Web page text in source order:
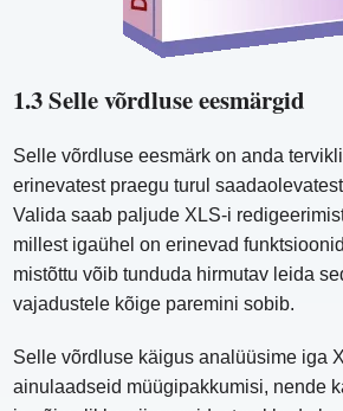
1.3 Selle võrdluse eesmärgid
Selle võrdluse eesmärk on anda
erinevatest praegu turul
Valida saab paljude XLS-i
millest igaühel on erinevad
mistõttu võib tunduda hirmutav leida
vajadustele kõige paremini sobib.
Selle võrdluse käigus analüüsime iga
ainulaadseid müügipakkumisi, nende